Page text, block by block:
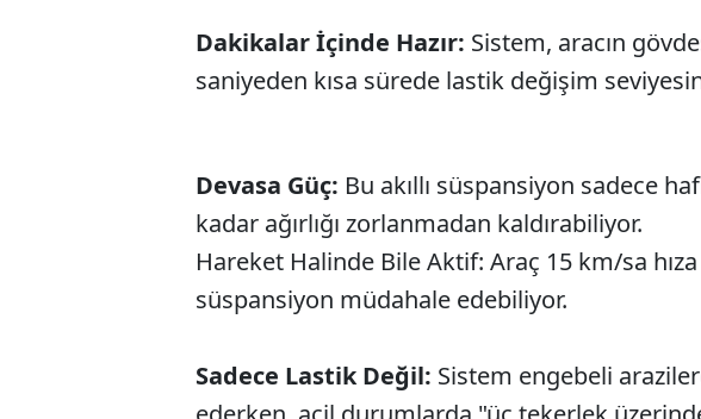
Dakikalar İçinde Hazır: Sistem, aracın
saniyeden kısa sürede lastik değişim
Devasa Güç: Bu akıllı süspansiyon sadece
kadar ağırlığı zorlanmadan kaldırabiliyor.
Hareket Halinde Bile Aktif: Araç 15 km/sa
süspansiyon müdahale edebiliyor.
Sadece Lastik Değil: Sistem engebeli